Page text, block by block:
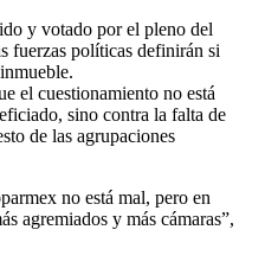
y votado por el pleno del
fuerzas políticas definirán si
el cuestionamiento no está
sino contra la falta de
de las agrupaciones
no está mal, pero en
agremiados y más cámaras”,